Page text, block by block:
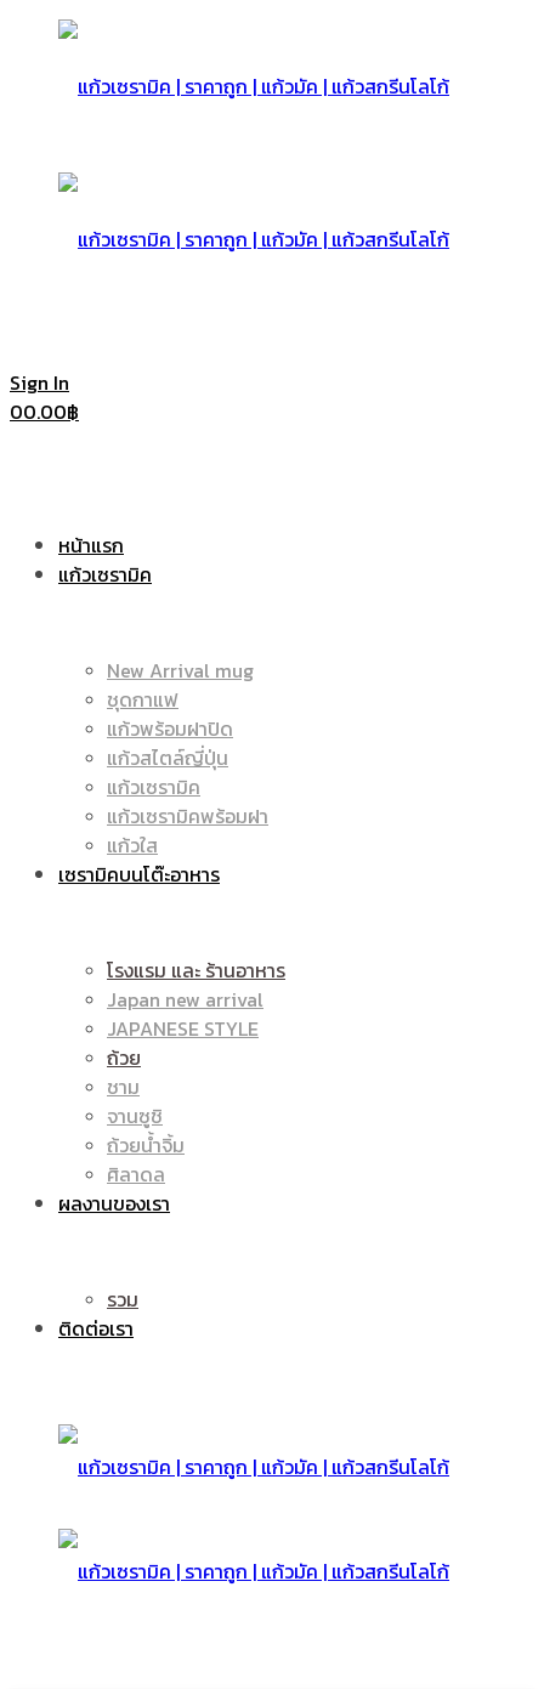
|
แก้ว
แก้ว
สกรีน
ราคา
แก้ว
|
แก้ว
Sign In
00.00฿
หน้าแรก
แก้วเซรามิค
New Arrival mug
ชุดกาแฟ
แก้วพร้อมฝาปิด
แก้วสไตล์ญี่ปุ่น
แก้วเซรามิค
แก้วเซรามิคพร้อมฝา
แก้วใส
เซรามิคบนโต๊ะอาหาร
โรงแรม และ ร้านอาหาร
Japan new arrival
JAPANESE STYLE
ถ้วย
ชาม
จานซูชิ
ถ้วยน้ำจิ้ม
ศิลาดล
ผลงานของเรา
รวม
ติดต่อเรา